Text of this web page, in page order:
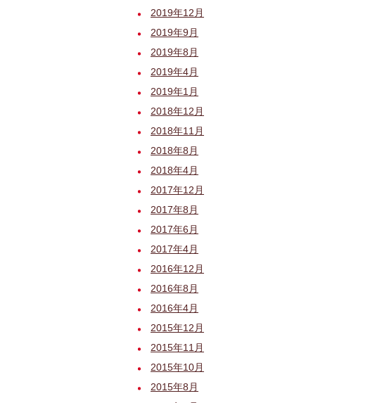
2019年12月
2019年9月
2019年8月
2019年4月
2019年1月
2018年12月
2018年11月
2018年8月
2018年4月
2017年12月
2017年8月
2017年6月
2017年4月
2016年12月
2016年8月
2016年4月
2015年12月
2015年11月
2015年10月
2015年8月